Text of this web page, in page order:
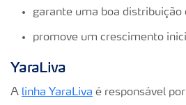
garante uma boa distribuição
promove um crescimento
YaraLiva
A linha YaraLiva é responsável